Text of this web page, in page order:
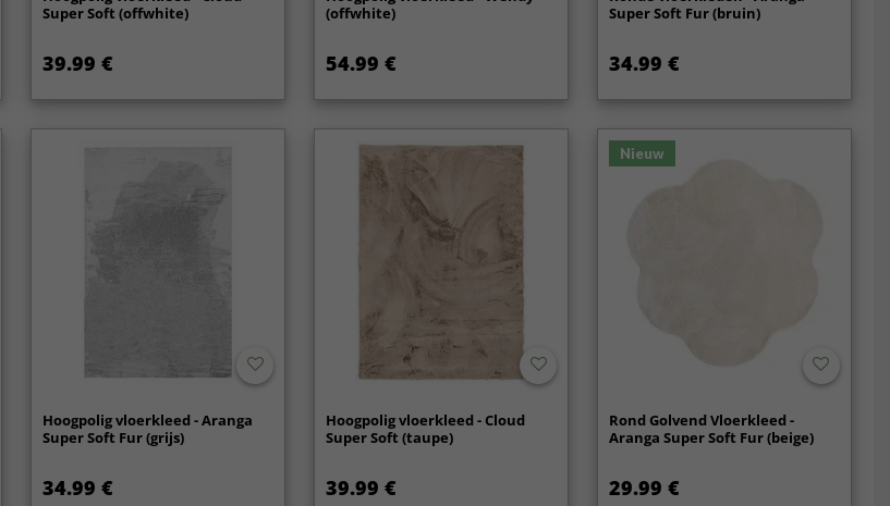
Super Soft (offwhite)
39.99 €
(offwhite)
54.99 €
Super Soft Fur (bruin)
34.99 €
Hoogpolig vloerkleed - Aranga
Super Soft Fur (grijs)
34.99 €
Hoogpolig vloerkleed - Cloud
Super Soft (taupe)
39.99 €
Nieuw
Rond Golvend Vloerkleed -
Aranga Super Soft Fur (beige)
29.99 €